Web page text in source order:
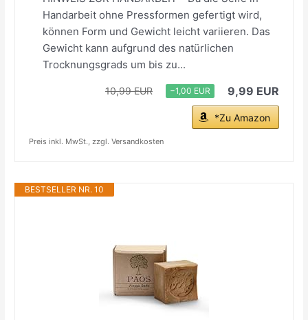
Handarbeit ohne Pressformen gefertigt wird,
können Form und Gewicht leicht variieren. Das
Gewicht kann aufgrund des natürlichen
Trocknungsgrads um bis zu...
10,99 EUR −1,00 EUR 9,99 EUR
*Zu Amazon
Preis inkl. MwSt., zzgl. Versandkosten
BESTSELLER NR. 10